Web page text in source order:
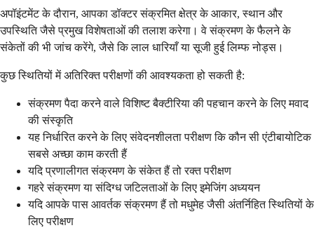
अपॉइंटमेंट के दौरान, आपका डॉक्टर संक्रमित क्षेत्र के आकार, स्थान और
उपस्थिति जैसे प्रमुख विशेषताओं की तलाश करेगा। वे संक्रमण के फैलने के
संकेतों की भी जांच करेंगे, जैसे कि लाल धारियाँ या सूजी हुई लिम्फ नोड्स।
कुछ स्थितियों में अतिरिक्त परीक्षणों की आवश्यकता हो सकती है:
संक्रमण पैदा करने वाले विशिष्ट बैक्टीरिया की पहचान करने के लिए मवाद
की संस्कृति
यह निर्धारित करने के लिए संवेदनशीलता परीक्षण कि कौन सी एंटीबायोटिक
सबसे अच्छा काम करती हैं
यदि प्रणालीगत संक्रमण के संकेत हैं तो रक्त परीक्षण
गहरे संक्रमण या संदिग्ध जटिलताओं के लिए इमेजिंग अध्ययन
यदि आपके पास आवर्तक संक्रमण हैं तो मधुमेह जैसी अंतर्निहित स्थितियों के
लिए परीक्षण